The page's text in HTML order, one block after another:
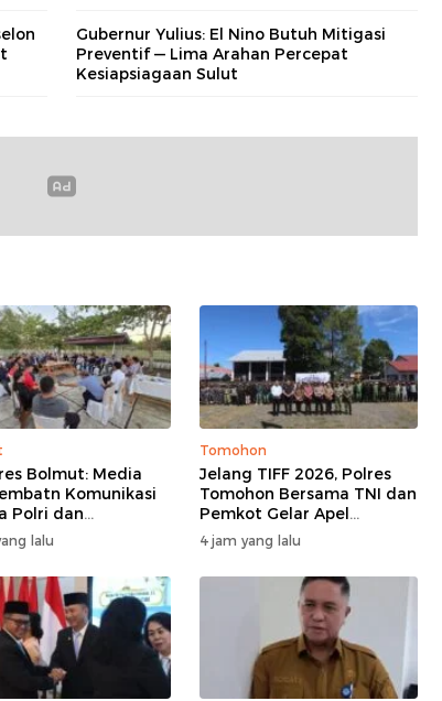
Gubernur Yulius: El Nino Butuh Mitigasi
Preventif — Lima Arahan Percepat
Kesiapsiagaan Sulut
Bolmut: Media
Komunikasi
Polri dan
lalu
Tomohon
Jelang TIFF 2026, Polres
Tomohon Bersama TNI dan
Pemkot Gelar Apel
Kesiapan Pengamanan
4 jam yang lalu